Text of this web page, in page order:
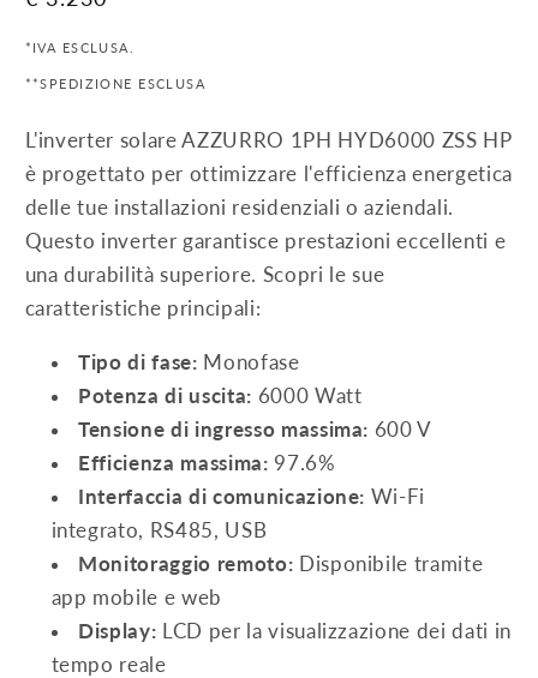
listino
*IVA ESCLUSA.
**SPEDIZIONE ESCLUSA
L'inverter solare AZZURRO 1PH HYD6000 ZSS HP
è progettato per ottimizzare l'efficienza energetica
delle tue installazioni residenziali o aziendali.
Questo inverter garantisce prestazioni eccellenti e
una durabilità superiore. Scopri le sue
caratteristiche principali:
Tipo di fase: Monofase
Potenza di uscita: 6000 Watt
Tensione di ingresso massima: 600 V
Efficienza massima: 97.6%
Interfaccia di comunicazione: Wi-Fi
integrato, RS485, USB
Monitoraggio remoto: Disponibile tramite
app mobile e web
Display: LCD per la visualizzazione dei dati in
tempo reale